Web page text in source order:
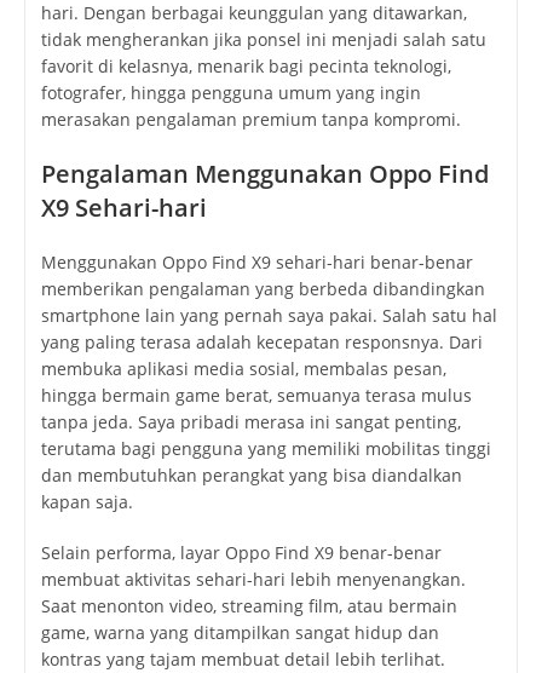
hari. Dengan berbagai keunggulan yang ditawarkan,
tidak mengherankan jika ponsel ini menjadi salah satu
favorit di kelasnya, menarik bagi pecinta teknologi,
fotografer, hingga pengguna umum yang ingin
merasakan pengalaman premium tanpa kompromi.
Pengalaman Menggunakan Oppo Find
X9 Sehari-hari
Menggunakan Oppo Find X9 sehari-hari benar-benar
memberikan pengalaman yang berbeda dibandingkan
smartphone lain yang pernah saya pakai. Salah satu hal
yang paling terasa adalah kecepatan responsnya. Dari
membuka aplikasi media sosial, membalas pesan,
hingga bermain game berat, semuanya terasa mulus
tanpa jeda. Saya pribadi merasa ini sangat penting,
terutama bagi pengguna yang memiliki mobilitas tinggi
dan membutuhkan perangkat yang bisa diandalkan
kapan saja.
Selain performa, layar Oppo Find X9 benar-benar
membuat aktivitas sehari-hari lebih menyenangkan.
Saat menonton video, streaming film, atau bermain
game, warna yang ditampilkan sangat hidup dan
kontras yang tajam membuat detail lebih terlihat.